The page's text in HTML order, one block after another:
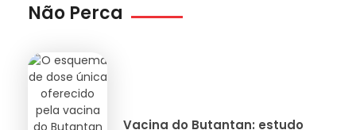
Não Perca
Vacina do Butantan: estudo